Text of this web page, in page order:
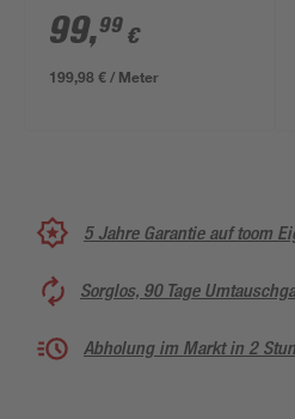
x 7 cm
99,99 €
199,98 € / Meter
5 Jahre Garantie auf toom
Sorglos, 90 Tage
Abholung im Markt in 2